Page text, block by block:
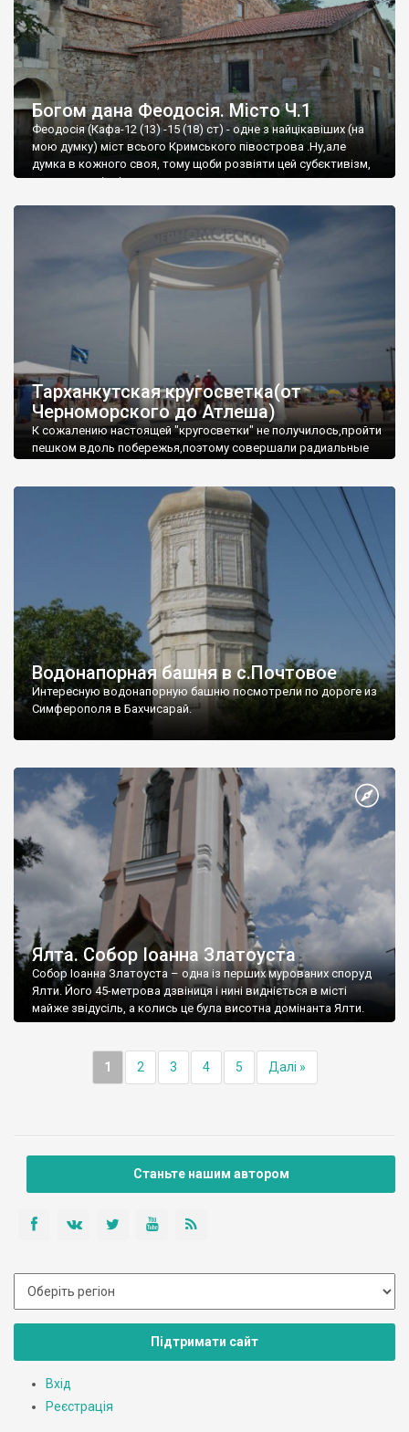
Богом дана Феодосія. Місто Ч.1
Феодосія (Кафа-12 (13) -15 (18) ст) - одне з найцікавіших (на
мою думку) міст всього Кримського півострова .Ну,але
думка в кожного своя, тому щоби розвіяти цей субєктивізм,
запрошую відвідати це
Тарханкутская кругосветка(от
Черноморского до Атлеша)
К сожалению настоящей "кругосветки" не получилось,пройти
пешком вдоль побережья,поэтому совершали радиальные
Водонапорная башня в с.Почтовое
Интересную водонапорную башню посмотрели по дороге из
Симферополя в Бахчисарай.
Ялта. Собор Іоанна Златоуста
Собор Іоанна Златоуста – одна із перших мурованих споруд
Ялти. Його 45-метрова дзвіниця і нині видніється в місті
майже звідусіль, а колись це була висотна домінанта Ялти.
1 2 3 4 5 Далі »
Станьте нашим автором
Підтримати сайт
Вхід
Реєстрація